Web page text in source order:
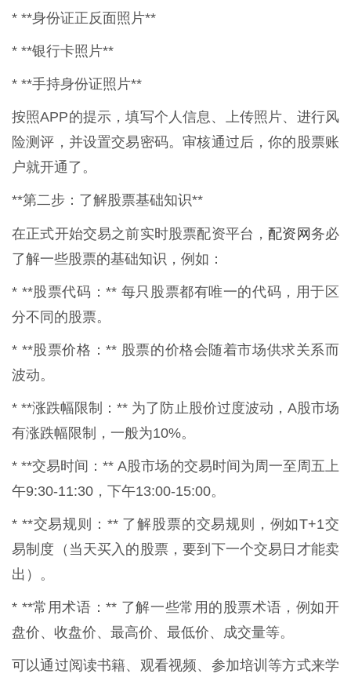
* **身份证正反面照片**
* **银行卡照片**
* **手持身份证照片**
按照APP的提示，填写个人信息、上传照片、进行风
险测评，并设置交易密码。审核通过后，你的股票账
户就开通了。
**第二步：了解股票基础知识**
在正式开始交易之前实时股票配资平台，配资网务必
了解一些股票的基础知识，例如：
* **股票代码：** 每只股票都有唯一的代码，用于区
分不同的股票。
* **股票价格：** 股票的价格会随着市场供求关系而
波动。
* **涨跌幅限制：** 为了防止股价过度波动，A股市场
有涨跌幅限制，一般为10%。
* **交易时间：** A股市场的交易时间为周一至周五上
午9:30-11:30，下午13:00-15:00。
* **交易规则：** 了解股票的交易规则，例如T+1交
易制度（当天买入的股票，要到下一个交易日才能卖
出）。
* **常用术语：** 了解一些常用的股票术语，例如开
盘价、收盘价、最高价、最低价、成交量等。
可以通过阅读书籍、观看视频、参加培训等方式来学